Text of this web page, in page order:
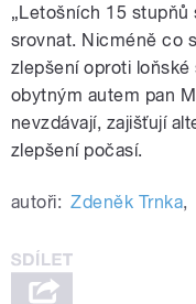
„Letošních 15 stupňů
srovnat. Nicméně co
zlepšení oproti
obytným autem pan
nevzdávají, zajišťují
zlepšení počasí.
autoři: Zdeněk Trnka,